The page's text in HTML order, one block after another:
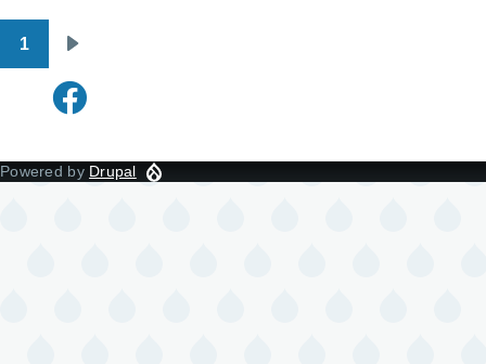
Pagination
1
page
Powered by Drupal